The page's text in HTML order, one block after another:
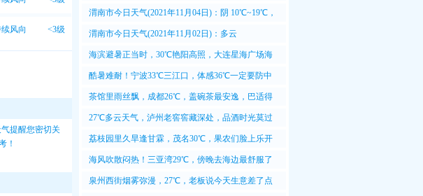
风向 <3级
提醒您密切关
！
东北风转西风<3级
渭南市今日天气(2021年11月04日)：阴 10℃~19℃，
西风转西南风3-4级转<3级
渭南市今日天气(2021年11月02日)：多云
9℃~18℃，东北风<3级转4-5级
海滨避暑正当时，30℃艳阳高照，大连星海广场海
风爽
酷暑难耐！宁波33℃三江口，体感36℃一定要防中
暑
茶馆里雨丝飘，成都26℃，盖碗茶最安逸，巴适得
很
27℃多云天气，泸州老窖窖藏深处，品酒时光莫过
于此
荔枝园里久旱逢甘霖，茂名30℃，果农们脸上乐开
了花
海风吹散闷热！三亚湾29℃，傍晚去海边最舒服了
泉州西街烟雾弥漫，27℃，老板说今天生意差了点